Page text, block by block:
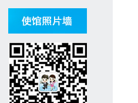
优先。5、严谨细致、责任心
强，沟通协调、团队协作能力
人)1、土库曼斯坦公民，可合
法全日制工作。2、年龄40周
岁以下，男性，身心健康，无
重大疾病与不良记录。3、高